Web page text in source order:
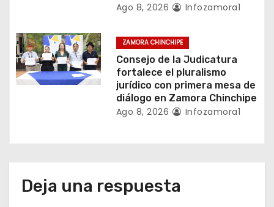
d
a
s
Ago 8, 2026 Infozamora1
ZAMORA CHINCHIPE
Consejo de la Judicatura
fortalece el pluralismo
jurídico con primera mesa de
diálogo en Zamora Chinchipe
Ago 8, 2026 Infozamora1
Deja una respuesta